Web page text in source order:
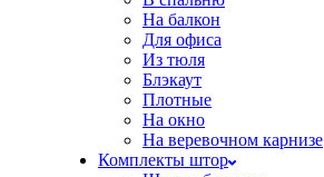
На балкон
Для офиса
Из тюля
Блэкаут
Плотные
На окно
На веревочном карнизе
Комплекты штор